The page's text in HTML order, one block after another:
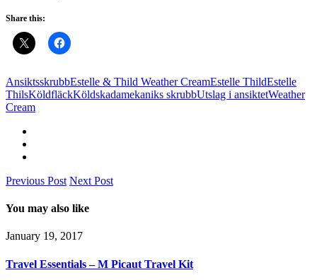
Share this:
AnsiktsskrubbEstelle & Thild Weather CreamEstelle ThildEstelle
ThilsKöldfläckKöldskadamekaniks skrubbUtslag i ansiktetWeather
Cream
Previous Post Next Post
You may also like
January 19, 2017
Travel Essentials – M Picaut Travel Kit